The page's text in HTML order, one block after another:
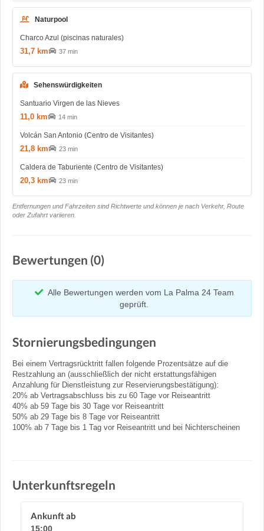
Naturpool
Charco Azul (piscinas naturales)
31,7 km 37 min
Sehenswürdigkeiten
Santuario Virgen de las Nieves
11,0 km 14 min
Volcán San Antonio (Centro de Visitantes)
21,8 km 23 min
Caldera de Taburiente (Centro de Visitantes)
20,3 km 23 min
Entfernungen und Fahrzeiten sind Richtwerte und können je nach Verkehr, Route
oder Zufahrt variieren.
Bewertungen (0)
Alle Bewertungen werden vom La Palma 24 Team
geprüft.
Stornierungsbedingungen
Bei einem Vertragsrücktritt fallen folgende Prozentsätze auf die
Restzahlung an (ausschließlich der nicht erstattungsfähigen
Anzahlung für Dienstleistung zur Reservierungsbestätigung):
20% ab Vertragsabschluss bis zu 60 Tage vor Reiseantritt
40% ab 59 Tage bis 30 Tage vor Reiseantritt
50% ab 29 Tage bis 8 Tage vor Reiseantritt
100% ab 7 Tage bis 1 Tag vor Reiseantritt und bei Nichterscheinen
Unterkunftsregeln
Ankunft ab
15:00